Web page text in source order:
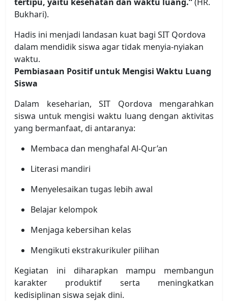
Bukhari).
Hadis ini menjadi landasan kuat bagi SIT Qordova
dalam mendidik siswa agar tidak menyia-nyiakan
waktu.
Pembiasaan Positif untuk Mengisi Waktu Luang
Siswa
Dalam keseharian, SIT Qordova mengarahkan
siswa untuk mengisi waktu luang dengan aktivitas
yang bermanfaat, di antaranya:
Membaca dan menghafal Al-Qur’an
Literasi mandiri
Menyelesaikan tugas lebih awal
Belajar kelompok
Menjaga kebersihan kelas
Mengikuti ekstrakurikuler pilihan
Kegiatan ini diharapkan mampu membangun
karakter produktif serta meningkatkan
kedisiplinan siswa sejak dini.